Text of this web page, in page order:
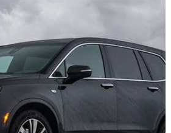
Cadillac XT6
4 SACS
pour plus de détails